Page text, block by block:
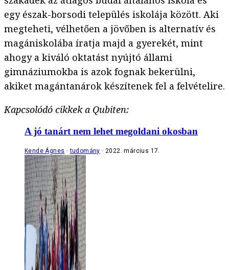
egy észak-borsodi település iskolája között. Aki
megteheti, vélhetően a jövőben is alternatív és
magániskolába íratja majd a gyerekét, mint
ahogy a kiváló oktatást nyújtó állami
gimnáziumokba is azok fognak bekerülni,
akiket magántanárok készítenek fel a felvételire.
Kapcsolódó cikkek a Qubiten:
A jó tanárt nem lehet megoldani okosban
Kende Ágnes tudomány 2022. március 17.